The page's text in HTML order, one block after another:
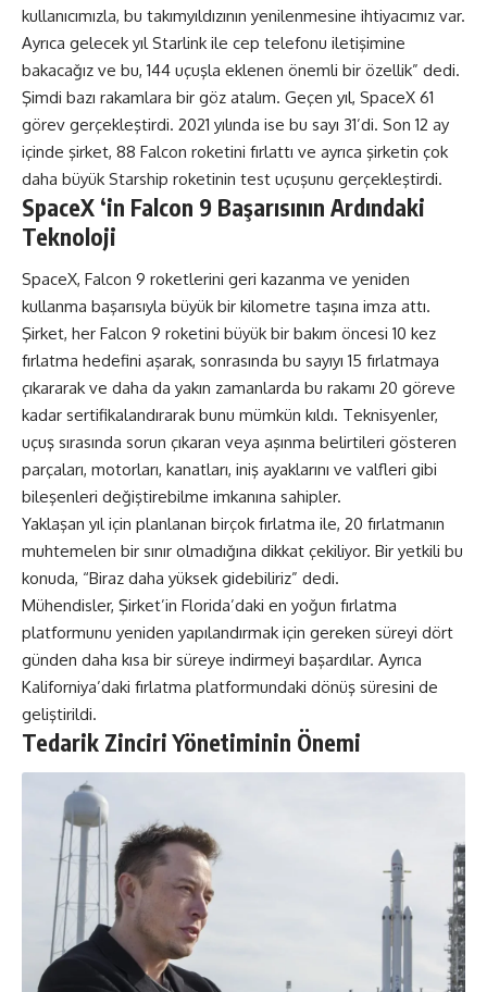
kullanıcımızla, bu takımyıldızının yenilenmesine ihtiyacımız var.
Ayrıca gelecek yıl Starlink ile cep telefonu iletişimine
bakacağız ve bu, 144 uçuşla eklenen önemli bir özellik” dedi.
Şimdi bazı rakamlara bir göz atalım. Geçen yıl, SpaceX 61
görev gerçekleştirdi. 2021 yılında ise bu sayı 31’di. Son 12 ay
içinde şirket, 88 Falcon roketini fırlattı ve ayrıca şirketin çok
daha büyük Starship roketinin test uçuşunu gerçekleştirdi.
SpaceX ‘in Falcon 9 Başarısının Ardındaki
Teknoloji
SpaceX, Falcon 9 roketlerini geri kazanma ve yeniden
kullanma başarısıyla büyük bir kilometre taşına imza attı.
Şirket, her Falcon 9 roketini büyük bir bakım öncesi 10 kez
fırlatma hedefini aşarak, sonrasında bu sayıyı 15 fırlatmaya
çıkararak ve daha da yakın zamanlarda bu rakamı 20 göreve
kadar sertifikalandırarak bunu mümkün kıldı. Teknisyenler,
uçuş sırasında sorun çıkaran veya aşınma belirtileri gösteren
parçaları, motorları, kanatları, iniş ayaklarını ve valfleri gibi
bileşenleri değiştirebilme imkanına sahipler.
Yaklaşan yıl için planlanan birçok fırlatma ile, 20 fırlatmanın
muhtemelen bir sınır olmadığına dikkat çekiliyor. Bir yetkili bu
konuda, “Biraz daha yüksek gidebiliriz” dedi.
Mühendisler, Şirket’in Florida’daki en yoğun fırlatma
platformunu yeniden yapılandırmak için gereken süreyi dört
günden daha kısa bir süreye indirmeyi başardılar. Ayrıca
Kaliforniya’daki fırlatma platformundaki dönüş süresini de
geliştirildi.
Tedarik Zinciri Yönetiminin Önemi